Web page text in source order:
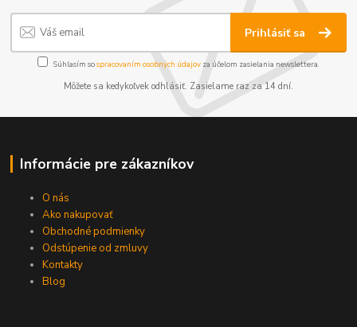
Prihlásiť sa
Súhlasím sospracovaním osobných údajov za účelom zasielania newslettera.
Môžete sa kedykoľvek odhlásiť. Zasielame raz za 14 dní.
Informácie pre zákazníkov
O nás
Ako nakupovať
Obchodné podmienky
Odstúpenie od zmluvy
Kontakty
Blog